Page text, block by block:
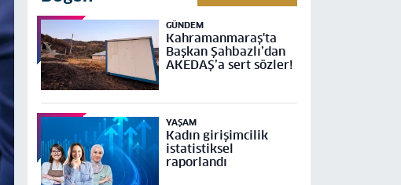
GÜNDEM
Kahramanmaraş'ta
Başkan Şahbazlı’dan
AKEDAŞ’a sert sözler!
YAŞAM
Kadın girişimcilik
istatistiksel
raporlandı